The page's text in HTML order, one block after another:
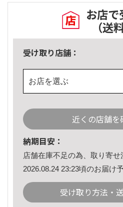
お店で
（送
受け取り店舗：
お店を選ぶ
近くの店舗を
納期目安：
店舗在庫不足の為、取り寄せ
2026.08.24 23:23頃のお届け
受け取り方法・